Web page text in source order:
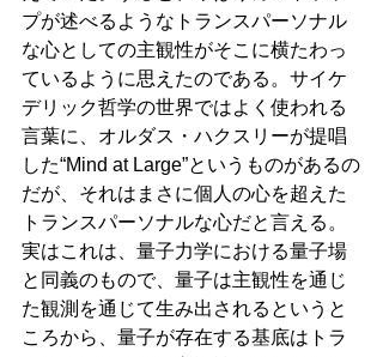
プが述べるようなトランスパーソナル
な心としての主観性がそこに横たわっ
ているように思えたのである。サイケ
デリック哲学の世界ではよく使われる
言葉に、オルダス・ハクスリーが提唱
した“Mind at Large”というものがあるの
だが、それはまさに個人の心を超えた
トランスパーソナルな心だと言える。
実はこれは、量子力学における量子場
と同義のもので、量子は主観性を通じ
た観測を通じて生み出されるというと
ころから、量子が存在する基底はトラ